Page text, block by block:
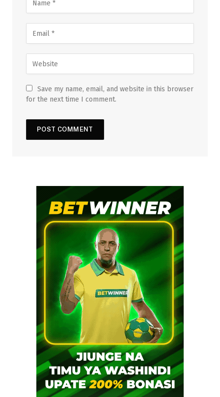
Save my name, email, and website in this browser
for the next time I comment.